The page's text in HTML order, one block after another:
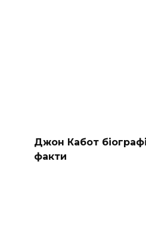
Джон Кабот
факти